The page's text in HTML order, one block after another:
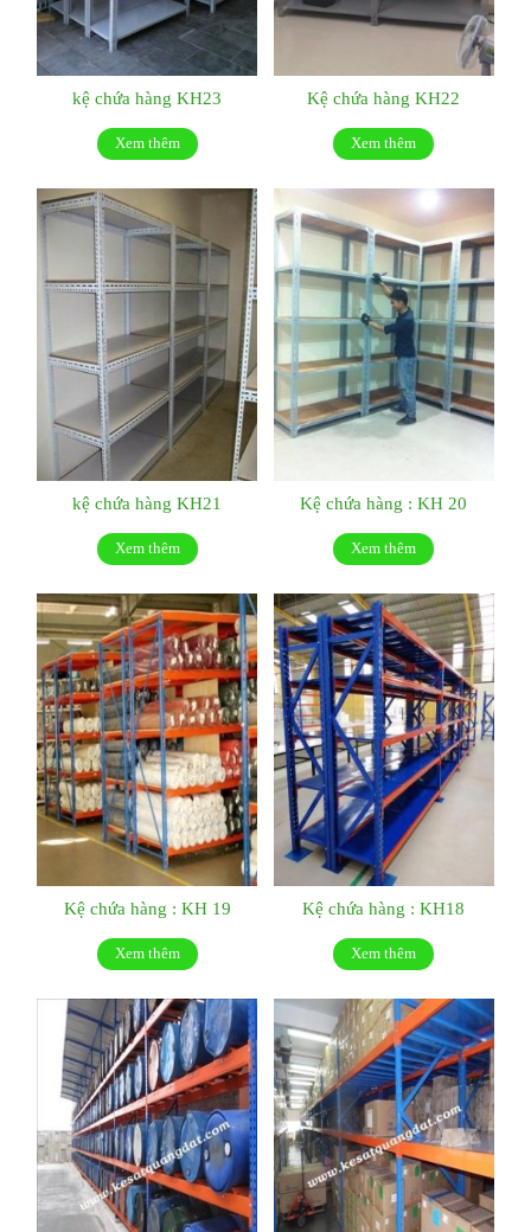
kệ chứa hàng KH23
Xem thêm
Kệ chứa hàng KH22
Xem thêm
kệ chứa hàng KH21
Xem thêm
Kệ chứa hàng : KH 20
Xem thêm
Kệ chứa hàng : KH 19
Xem thêm
Kệ chứa hàng : KH18
Xem thêm